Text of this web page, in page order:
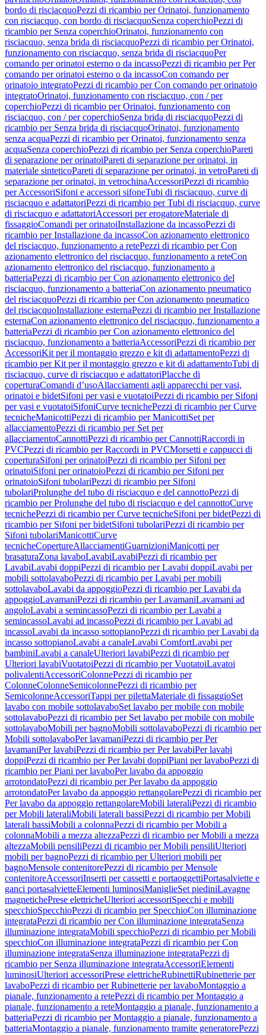
bordo di risciacquoPezzi di ricambio per Orinatoi, funzionamento
con risciacquo, con bordo di risciacquoSenza coperchioPezzi di
ricambio per Senza coperchioOrinatoi, funzionamento con
risciacquo, senza brida di risciacquoPezzi di ricambio per Orinatoi,
funzionamento con risciacquo, senza brida di risciacquoPer
comando per orinatoi esterno o da incassoPezzi di ricambio per Per
comando per orinatoi esterno o da incassoCon comando per
orinatoio integratoPezzi di ricambio per Con comando per orinatoio
integratoOrinatoi, funzionamento con risciacquo, con / per
coperchioPezzi di ricambio per Orinatoi, funzionamento con
risciacquo, con / per coperchioSenza brida di risciacquoPezzi di
ricambio per Senza brida di risciacquoOrinatoi, funzionamento
senza acquaPezzi di ricambio per Orinatoi, funzionamento senza
acquaSenza coperchioPezzi di ricambio per Senza coperchioPareti
di separazione per orinatoiPareti di separazione per orinatoi, in
materiale sinteticoPareti di separazione per orinatoi, in vetroPareti di
separazione per orinatoi, in vetrochinaAccessoriPezzi di ricambio
per AccessoriSifoni e accessori sifoneTubi di risciacquo, curve di
risciacquo e adattatoriPezzi di ricambio per Tubi di risciacquo, curve
di risciacquo e adattatoriAccessori per erogatoreMateriale di
fissaggioComandi per orinatoiInstallazione da incassoPezzi di
ricambio per Installazione da incassoCon azionamento elettronico
del risciacquo, funzionamento a retePezzi di ricambio per Con
azionamento elettronico del risciacquo, funzionamento a reteCon
azionamento elettronico del risciacquo, funzionamento a
batteriaPezzi di ricambio per Con azionamento elettronico del
risciacquo, funzionamento a batteriaCon azionamento pneumatico
del risciacquoPezzi di ricambio per Con azionamento pneumatico
del risciacquoInstallazione esternaPezzi di ricambio per Installazione
esternaCon azionamento elettronico del risciacquo, funzionamento a
batteriaPezzi di ricambio per Con azionamento elettronico del
risciacquo, funzionamento a batteriaAccessoriPezzi di ricambio per
AccessoriKit per il montaggio grezzo e kit di adattamentoPezzi di
ricambio per Kit per il montaggio grezzo e kit di adattamentoTubi di
risciacquo, curve di risciacquo e adattatoriPlacche di
coperturaComandi d’usoAllacciamenti agli apparecchi per vasi,
orinatoi e bidetSifoni per vasi e vuotatoiPezzi di ricambio per Sifoni
per vasi e vuotatoiSifoniCurve tecnichePezzi di ricambio per Curve
tecnicheManicottiPezzi di ricambio per ManicottiSet per
allacciamentoPezzi di ricambio per Set per
allacciamentoCannottiPezzi di ricambio per CannottiRaccordi in
PVCPezzi di ricambio per Raccordi in PVCMorsetti e cappucci di
coperturaSifoni per orinatoiPezzi di ricambio per Sifoni per
orinatoiSifoni per orinatoioPezzi di ricambio per Sifoni per
orinatoioSifoni tubolariPezzi di ricambio per Sifoni
tubolariProlunghe del tubo di risciacquo e del cannottoPezzi di
ricambio per Prolunghe del tubo di risciacquo e del cannottoCurve
tecnichePezzi di ricambio per Curve tecnicheSifoni per bidetPezzi di
ricambio per Sifoni per bidetSifoni tubolariPezzi di ricambio per
Sifoni tubolariManicottiCurve
tecnicheCopertureAllacciamentiGuarnizioniManicotti per
brasaturaZona lavaboLavabiLavabiPezzi di ricambio per
LavabiLavabi doppiPezzi di ricambio per Lavabi doppiLavabi per
mobili sottolavaboPezzi di ricambio per Lavabi per mobili
sottolavaboLavabi da appoggioPezzi di ricambio per Lavabi da
appoggioLavamaniPezzi di ricambio per LavamaniLavamani ad
angoloLavabi a semincassoPezzi di ricambio per Lavabi a
semincassoLavabi ad incassoPezzi di ricambio per Lavabi ad
incassoLavabi da incasso sottopianoPezzi di ricambio per Lavabi da
incasso sottopianoLavabi a canaleLavabi ComfortLavabi per
bambiniLavabi a canaleUlteriori lavabiPezzi di ricambio per
Ulteriori lavabiVuotatoiPezzi di ricambio per VuotatoiLavatoi
polivalentiAccessoriColonnePezzi di ricambio per
ColonneColonneSemicolonnePezzi di ricambio per
SemicolonneAccessoriTappi per pilettaMateriale di fissaggioSet
lavabo con mobile sottolavaboSet lavabo per mobile con mobile
sottolavaboPezzi di ricambio per Set lavabo per mobile con mobile
sottolavaboMobili per bagnoMobili sottolavaboPezzi di ricambio per
Mobili sottolavaboPer lavamaniPezzi di ricambio per Per
lavamaniPer lavabiPezzi di ricambio per Per lavabiPer lavabi
doppiPezzi di ricambio per Per lavabi doppiPiani per lavaboPezzi di
ricambio per Piani per lavaboPer lavabo da appoggio
arrotondatoPezzi di ricambio per Per lavabo da appoggio
arrotondatoPer lavabo da appoggio rettangolarePezzi di ricambio per
Per lavabo da appoggio rettangolareMobili lateraliPezzi di ricambio
per Mobili lateraliMobili laterali bassiPezzi di ricambio per Mobili
laterali bassiMobili a colonnaPezzi di ricambio per Mobili a
colonnaMobili a mezza altezzaPezzi di ricambio per Mobili a mezza
altezzaMobili pensiliPezzi di ricambio per Mobili pensiliUlteriori
mobili per bagnoPezzi di ricambio per Ulteriori mobili per
bagnoMensole contenitorePezzi di ricambio per Mensole
contenitoreAccessoriInserti per cassetti e portaoggettiPortasalviette e
ganci portasalvietteElementi luminosiManiglieSet piediniLavagne
magnetichePrese elettricheUlteriori accessoriSpecchi e mobili
specchioSpecchioPezzi di ricambio per SpecchioCon illuminazione
integrataPezzi di ricambio per Con illuminazione integrataSenza
illuminazione integrataMobili specchioPezzi di ricambio per Mobili
specchioCon illuminazione integrataPezzi di ricambio per Con
illuminazione integrataSenza illuminazione integrataPezzi di
ricambio per Senza illuminazione integrataAccessoriElementi
luminosiUlteriori accessoriPrese elettricheRubinettiRubinetterie per
lavaboPezzi di ricambio per Rubinetterie per lavaboMontaggio a
pianale, funzionamento a retePezzi di ricambio per Montaggio a
pianale, funzionamento a reteMontaggio a pianale, funzionamento a
batteriaPezzi di ricambio per Montaggio a pianale, funzionamento a
batteriaMontaggio a pianale, funzionamento tramite generatorePezzi